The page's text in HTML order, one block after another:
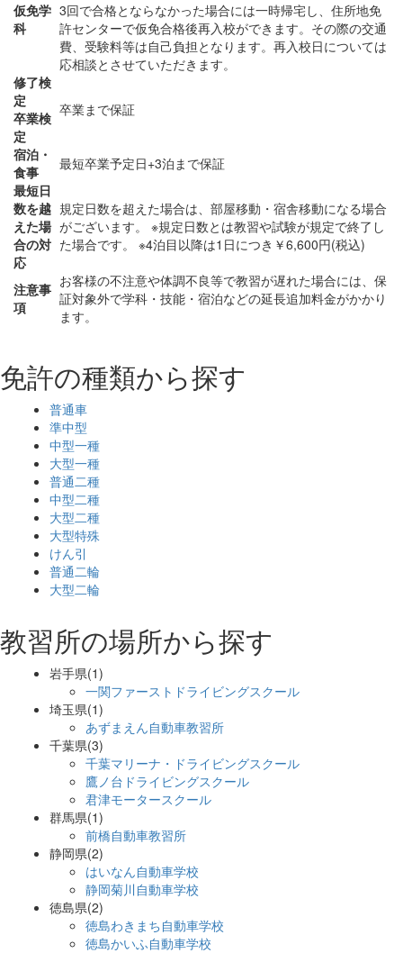
仮免学
科
3回で合格とならなかった場合には一時帰宅し、住所地免
許センターで仮免合格後再入校ができます。その際の交通
費、受験料等は自己負担となります。再入校日については
応相談とさせていただきます。
修了検
定
卒業検
定
卒業まで保証
宿泊・
食事
最短卒業予定日+3泊まで保証
最短日
数を越
えた場
合の対
応
規定日数を超えた場合は、部屋移動・宿舎移動になる場合
がございます。 ※規定日数とは教習や試験が規定で終了し
た場合です。 ※4泊目以降は1日につき￥6,600円(税込)
注意事
項
お客様の不注意や体調不良等で教習が遅れた場合には、保
証対象外で学科・技能・宿泊などの延長追加料金がかかり
ます。
免許の種類から探す
普通車
準中型
中型一種
大型一種
普通二種
中型二種
大型二種
大型特殊
けん引
普通二輪
大型二輪
教習所の場所から探す
岩手県(1)
一関ファーストドライビングスクール
埼玉県(1)
あずまえん自動車教習所
千葉県(3)
千葉マリーナ・ドライビングスクール
鷹ノ台ドライビングスクール
君津モータースクール
群馬県(1)
前橋自動車教習所
静岡県(2)
はいなん自動車学校
静岡菊川自動車学校
徳島県(2)
徳島わきまち自動車学校
徳島かいふ自動車学校